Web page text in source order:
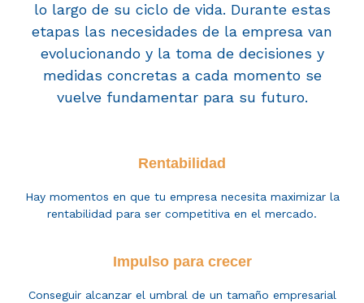
lo largo de su ciclo de vida. Durante estas
etapas las necesidades de la empresa van
evolucionando y la toma de decisiones y
medidas concretas a cada momento se
vuelve fundamentar para su futuro.
Rentabilidad
Hay momentos en que tu empresa necesita maximizar la
rentabilidad para ser competitiva en el mercado.
Impulso para crecer
Conseguir alcanzar el umbral de un tamaño empresarial